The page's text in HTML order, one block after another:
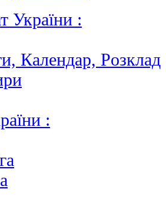
України :
Календар, Poзклад
: